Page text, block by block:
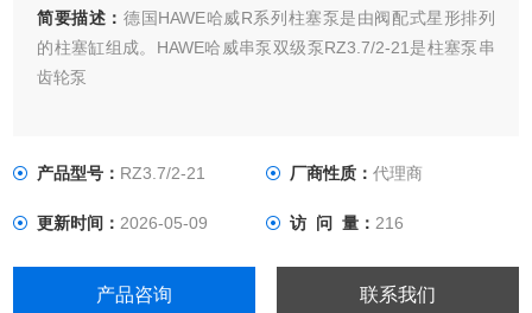
简要描述：德国HAWE哈威R系列柱塞泵是由阀配式星形排列
的柱塞缸组成。HAWE哈威串泵双级泵RZ3.7/2-21是柱塞泵串
齿轮泵
产品型号： RZ3.7/2-21 厂商性质： 代理商
更新时间：2026-05-09 访 问 量： 216
产品咨询 联系我们